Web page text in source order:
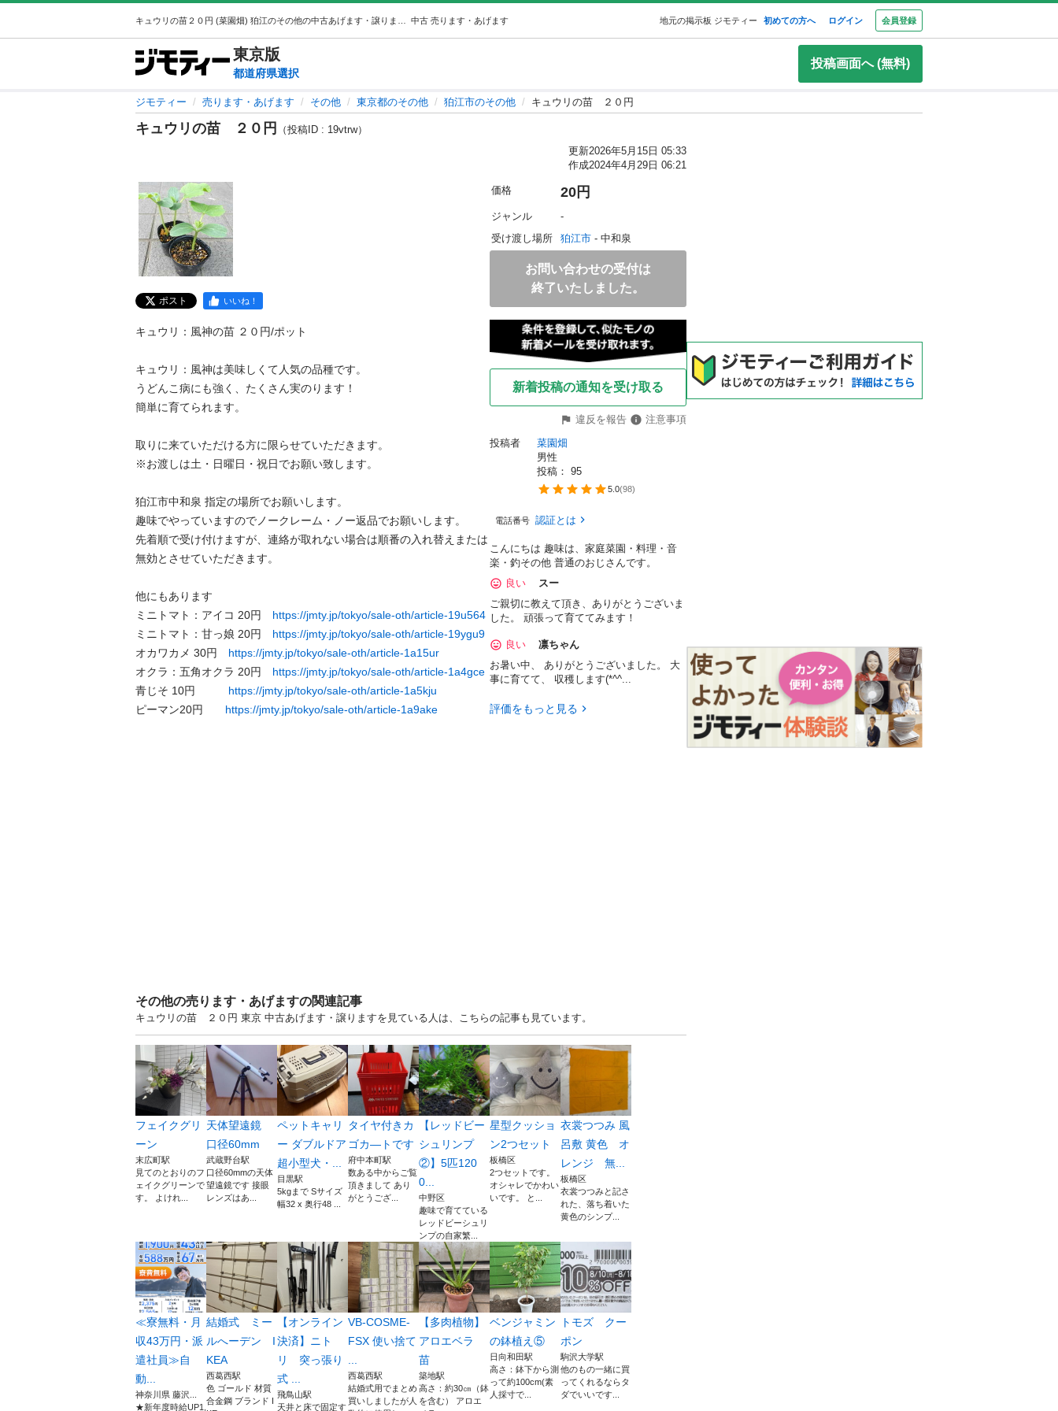
中古 売ります・あげます 地元の掲示板 ジモティー 初めての方へ ログイン 会員登録
東京版
都道府県選択
投稿画面へ (無料)
ジモティー 売ります・あげます その他 東京都のその他 狛江市のその他 キュウリの苗 ２０円
キュウリの苗 ２０円
（投稿ID : 19vtrw）
更新2026年5月15日 05:33
作成2024年4月29日 06:21
ポスト いいね！
キュウリ：風神の苗 ２０円/ポット
キュウリ：風神は美味しくて人気の品種です。
うどんこ病にも強く、たくさん実のります！
簡単に育てられます。
取りに来ていただける方に限らせていただきます。
※お渡しは土・日曜日・祝日でお願い致します。
狛江市中和泉 指定の場所でお願いします。
趣味でやっていますのでノークレーム・ノー返品でお願いします。
先着順で受け付けますが、連絡が取れない場合は順番の入れ替えまたは
無効とさせていただきます。
他にもあります
ミニトマト：アイコ 20円 https://jmty.jp/tokyo/sale-oth/article-19u564
ミニトマト：甘っ娘 20円 https://jmty.jp/tokyo/sale-oth/article-19ygu9
オカワカメ 30円 https://jmty.jp/tokyo/sale-oth/article-1a15ur
オクラ：五角オクラ 20円 https://jmty.jp/tokyo/sale-oth/article-1a4gce
青じそ 10円 https://jmty.jp/tokyo/sale-oth/article-1a5kju
ピーマン20円 https://jmty.jp/tokyo/sale-oth/article-1a9ake
価格 20円
ジャンル
-
受け渡し場所
狛江市 - 中和泉
お問い合わせの受付は
終了いたしました。
新着投稿の通知を受け取る
違反を報告
注意事項
投稿者
菜園畑
男性
投稿： 95
5.0(98)
電話番号 認証とは
こんにちは 趣味は、家庭菜園・料理・音
楽・釣その他 普通のおじさんです。
良い
スー
ご親切に教えて頂き、ありがとうございま
した。 頑張って育ててみます！
良い
凛ちゃん
お暑い中、 ありがとうございました。 大
事に育てて、 収穫します(*^^...
評価をもっと見る
その他の売ります・あげますの関連記事
キュウリの苗 ２０円 東京 中古あげます・譲りますを見ている人は、こちらの記事も見ています。
フェイクグリ
ーン
末広町駅
見てのとおりのフ
ェイクグリーンで
す。 よけれ...
天体望遠鏡
口径60mm
武蔵野台駅
口径60mmの天体
望遠鏡です 接眼
レンズはあ...
ペットキャリ
ー ダブルドア
超小型犬・...
目黒駅
5kgまで Sサイズ
幅32 x 奥行48 ...
タイヤ付きカ
ゴカ―トです
府中本町駅
数ある中からご覧
頂きまして あり
がとうござ...
【レッドビー
シュリンプ
②】5匹120
0...
中野区
趣味で育てている
レッドビーシュリ
ンプの自家繁...
星型クッショ
ン2つセット
板橋区
2つセットです。
オシャレでかわい
いです。 と...
衣裳つつみ 風
呂敷 黄色 オ
レンジ 無...
板橋区
衣裳つつみと記さ
れた、落ち着いた
黄色のシンプ...
≪寮無料・月
収43万円・派
遣社員≫自
動...
神奈川県 藤沢...
★新年度時給UP1,
結婚式 ミー
ルへーデン I
KEA
西葛西駅
色 ゴールド 材質
合金鋼 ブランド I
【オンライン
決済】ニト
リ 突っ張り
式 ...
飛鳥山駅
天井と床で固定す
VB-COSME-
FSX 使い捨て
...
西葛西駅
結婚式用でまとめ
買いしましたが人
【多肉植物】
アロエベラ
苗
築地駅
高さ：約30㎝（鉢
を含む） アロエ
ベンジャミン
の鉢植え⑤
日向和田駅
高さ：鉢下から測
って約100cm(素
人採寸で...
トモズ クー
ポン
駒沢大学駅
他のもの一緒に買
ってくれるならタ
ダでいいです...